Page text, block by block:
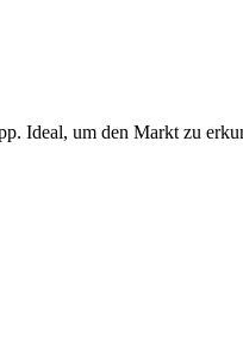
Ideal, um den Markt zu